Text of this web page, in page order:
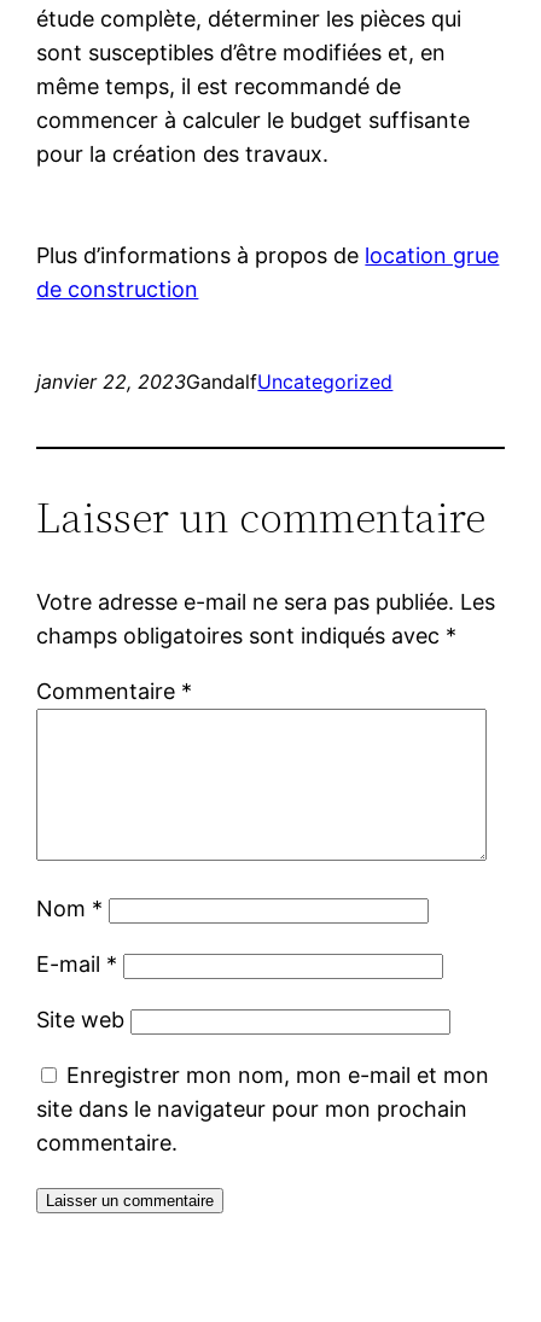
étude complète, déterminer les pièces qui
sont susceptibles d’être modifiées et, en
même temps, il est recommandé de
commencer à calculer le budget suffisante
pour la création des travaux.
Plus d’informations à propos de location grue
de construction
janvier 22, 2023GandalfUncategorized
Laisser un commentaire
Votre adresse e-mail ne sera pas publiée. Les
champs obligatoires sont indiqués avec *
Commentaire *
Nom *
E-mail *
Site web
Enregistrer mon nom, mon e-mail et mon
site dans le navigateur pour mon prochain
commentaire.